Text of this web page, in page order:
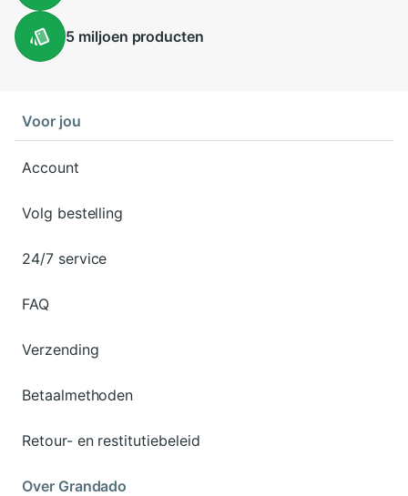
5 miljoen producten
Voor jou
Account
Volg bestelling
24/7 service
FAQ
Verzending
Betaalmethoden
Retour- en restitutiebeleid
Over Grandado